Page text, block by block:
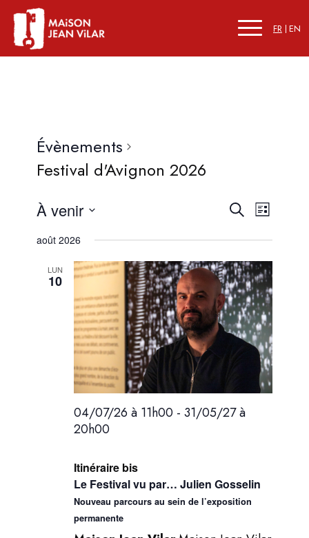
FR EN
Évènements
Festival d'Avignon 2026
et
de
vues
Recherche
vues
Liste
À venir
une
date.
août 2026
LUN
10
04/07/26 à 11h00 -31/05/27 à
20h00
Itinéraire bis
Le Festival vu par… Julien Gosselin
Nouveau parcours au sein de l’exposition
permanente